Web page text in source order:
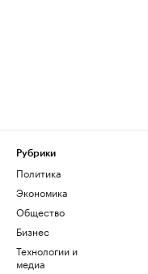
Рубрики
Политика
Экономика
Общество
Бизнес
Технологии и
медиа